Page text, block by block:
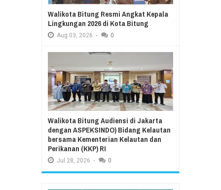
Walikota Bitung Resmi Angkat Kepala
Lingkungan 2026 di Kota Bitung
Aug 03, 2026 - 0
Walikota Bitung Audiensi di Jakarta
dengan ASPEKSINDO) Bidang Kelautan
bersama Kementerian Kelautan dan
Perikanan (KKP) RI
Jul 28, 2026 - 0